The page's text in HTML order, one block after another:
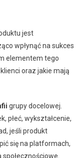
jest
wpłynąć na sukces
elementem tego
oraz jakie mają
grupy docelowej.
płeć, wykształcenie,
jeśli produkt
się na platformach,